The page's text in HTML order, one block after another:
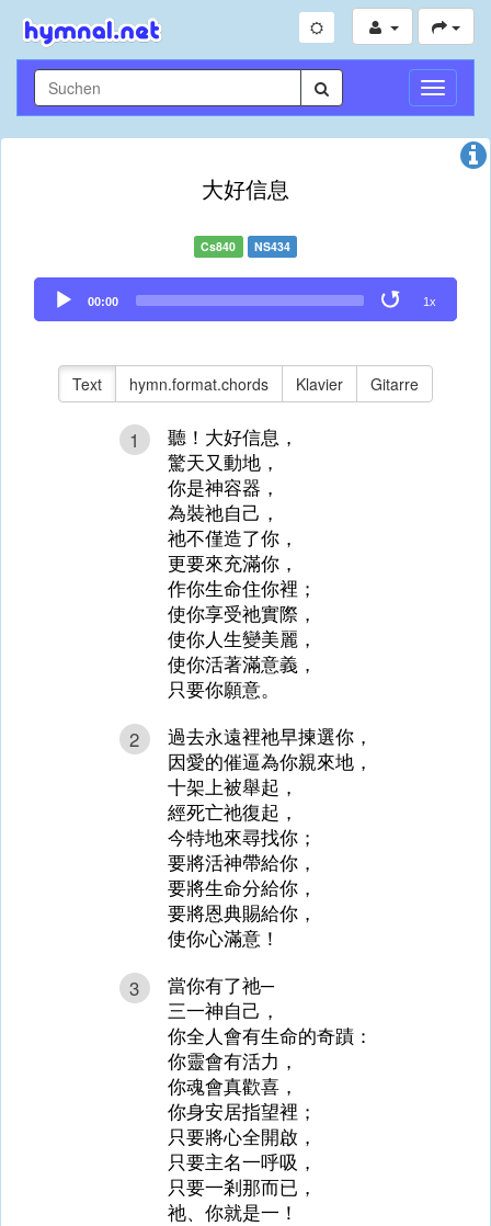
大好信息
Cs840 NS434
Audio
Player
00:00 1x
Text hymn.format.chords Klavier Gitarre
1
聽！大好信息，
驚天又動地，
你是神容器，
為裝祂自己，
祂不僅造了你，
更要來充滿你，
作你生命住你裡；
使你享受祂實際，
使你人生變美麗，
使你活著滿意義，
只要你願意。
2
過去永遠裡祂早揀選你，
因愛的催逼為你親來地，
十架上被舉起，
經死亡祂復起，
今特地來尋找你；
要將活神帶給你，
要將生命分給你，
要將恩典賜給你，
使你心滿意！
3
當你有了祂─
三一神自己，
你全人會有生命的奇蹟：
你靈會有活力，
你魂會真歡喜，
你身安居指望裡；
只要將心全開啟，
只要主名一呼吸，
只要一剎那而已，
祂、你就是一！